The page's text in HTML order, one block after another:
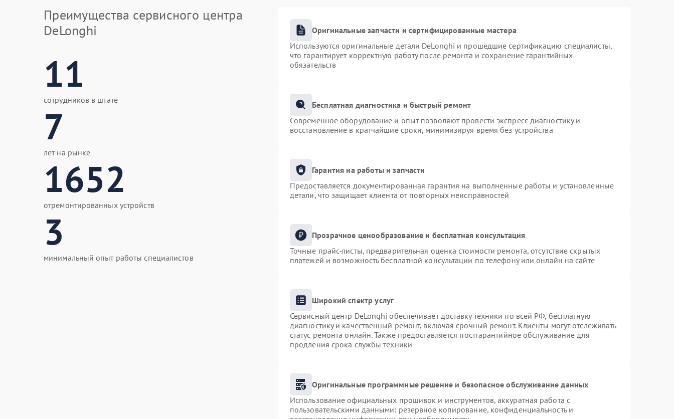
Преимущества сервисного центра
DeLonghi
11
сотрудников в штате
7
лет на рынке
1652
отремонтированных устройств
3
минимальный опыт работы специалистов
Оригинальные запчасти и сертифицированные мастера
Используются оригинальные детали DeLonghi и прошедшие сертификацию специалисты,
что гарантирует корректную работу после ремонта и сохранение гарантийных
обязательств
Бесплатная диагностика и быстрый ремонт
Современное оборудование и опыт позволяют провести экспресс-диагностику и
восстановление в кратчайшие сроки, минимизируя время без устройства
Гарантия на работы и запчасти
Предоставляется документированная гарантия на выполненные работы и установленные
детали, что защищает клиента от повторных неисправностей
Прозрачное ценообразование и бесплатная консультация
Точные прайс-листы, предварительная оценка стоимости ремонта, отсутствие скрытых
платежей и возможность бесплатной консультации по телефону или онлайн на сайте
Широкий спектр услуг
Сервисный центр DeLonghi обеспечивает доставку техники по всей РФ, бесплатную
диагностику и качественный ремонт, включая срочный ремонт. Клиенты могут отслеживать
статус ремонта онлайн. Также предоставляется постгарантийное обслуживание для
продления срока службы техники
Оригинальные программные решение и безопасное обслуживание данных
Использование официальных прошивок и инструментов, аккуратная работа с
пользовательскими данными: резервное копирование, конфиденциальность и